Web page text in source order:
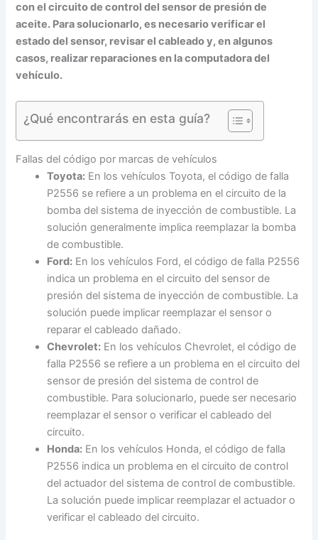
con el circuito de control del sensor de presión de
aceite. Para solucionarlo, es necesario verificar el
estado del sensor, revisar el cableado y, en algunos
casos, realizar reparaciones en la computadora del
vehículo.
¿Qué encontrarás en esta guía?
Fallas del código por marcas de vehículos
Toyota: En los vehículos Toyota, el código de falla
P2556 se refiere a un problema en el circuito de la
bomba del sistema de inyección de combustible. La
solución generalmente implica reemplazar la bomba
de combustible.
Ford: En los vehículos Ford, el código de falla P2556
indica un problema en el circuito del sensor de
presión del sistema de inyección de combustible. La
solución puede implicar reemplazar el sensor o
reparar el cableado dañado.
Chevrolet: En los vehículos Chevrolet, el código de
falla P2556 se refiere a un problema en el circuito del
sensor de presión del sistema de control de
combustible. Para solucionarlo, puede ser necesario
reemplazar el sensor o verificar el cableado del
circuito.
Honda: En los vehículos Honda, el código de falla
P2556 indica un problema en el circuito de control
del actuador del sistema de control de combustible.
La solución puede implicar reemplazar el actuador o
verificar el cableado del circuito.